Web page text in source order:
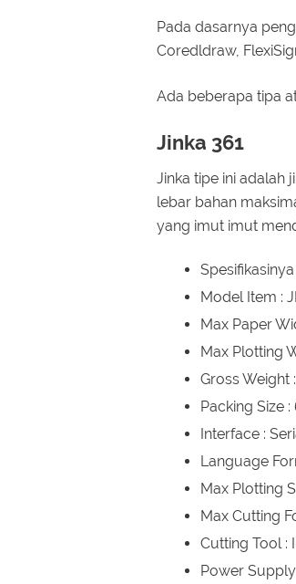
Pada dasarnya
Coredldraw,
Ada beberapa tipa
Jinka 361
Jinka tipe ini adalah
lebar bahan
yang imut imut
Model Item :
Max Paper
Max Plotting
Gross Weight
Packing Size
Interface :
Language
Max Plotting
Max Cutting
Cutting Tool :
Power